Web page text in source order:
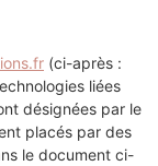
(ci-après :
liées
désignées par le
placés par des
le document ci-